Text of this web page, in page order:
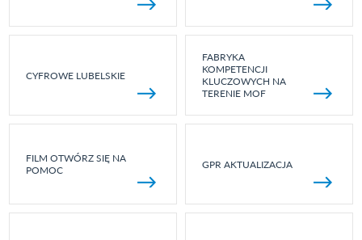
CYFROWE LUBELSKIE
FABRYKA
KOMPETENCJI
KLUCZOWYCH NA
TERENIE MOF
FILM OTWÓRZ SIĘ NA
POMOC
GPR AKTUALIZACJA